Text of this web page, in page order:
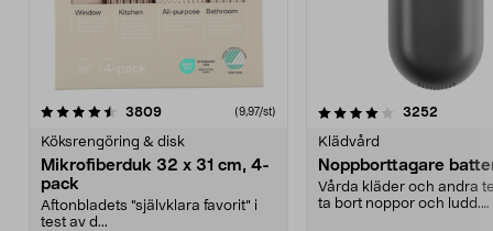
3809recensioner (9,97/st)
Köksrengöring & disk
Mikrofiberduk 32 x 31 cm, 4-
pack
Aftonbladets "självklara favorit” i
test av d...
4.0av 5 stjärnor 3252
Klädvård
Noppborttagare
Vårda kläder och andra
ta bort noppor och ludd.
4.5av 5 stjärnor